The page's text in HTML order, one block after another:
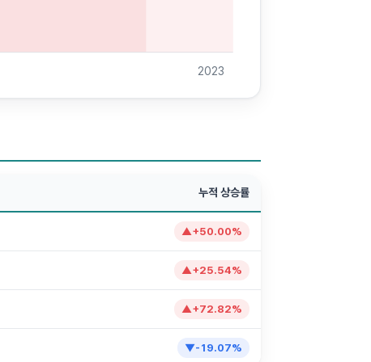
2023
누적 상승률
▲+50.00%
▲+25.54%
▲+72.82%
▼-19.07%